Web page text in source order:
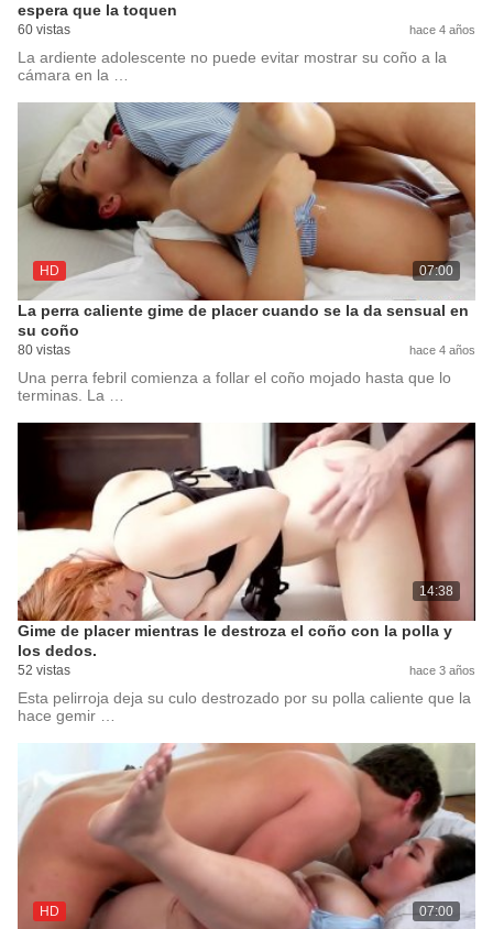
espera que la toquen
60 vistas hace 4 años
La ardiente adolescente no puede evitar mostrar su coño a la
cámara en la …
HD 07:00
La perra caliente gime de placer cuando se la da sensual en
su coño
80 vistas hace 4 años
Una perra febril comienza a follar el coño mojado hasta que lo
terminas. La …
14:38
Gime de placer mientras le destroza el coño con la polla y
los dedos.
52 vistas hace 3 años
Esta pelirroja deja su culo destrozado por su polla caliente que la
hace gemir …
HD 07:00